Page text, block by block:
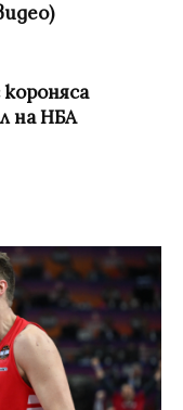
на НБА